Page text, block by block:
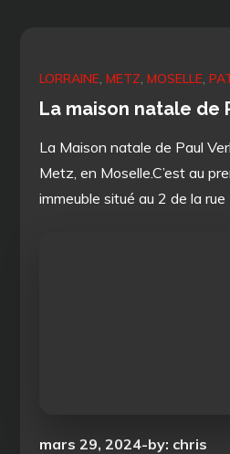
LORRAINE METZ MOSELLE
La maison natale de
La Maison natale de Paul
Metz, en Moselle.C’est au
immeuble situé au 2 de la
Posted
mars 29, 2024 by: chris